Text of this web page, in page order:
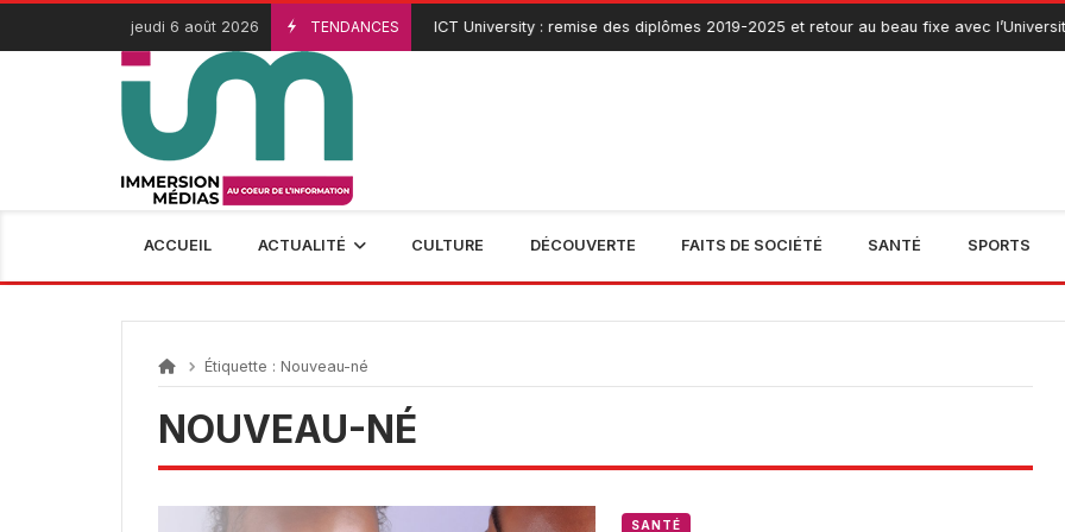
Passer
contenu
jeudi 6 août 2026 TENDANCES
3 Août 2026 ICT University : remise des diplômes 2019-2025 et retour au beau fixe avec
ACCUEIL ACTUALITÉ CULTURE DÉCOUVERTE FAITS DE SOCIÉTÉ SANTÉ SPORTS
Étiquette : Nouveau-né
NOUVEAU-NÉ
SANTÉ